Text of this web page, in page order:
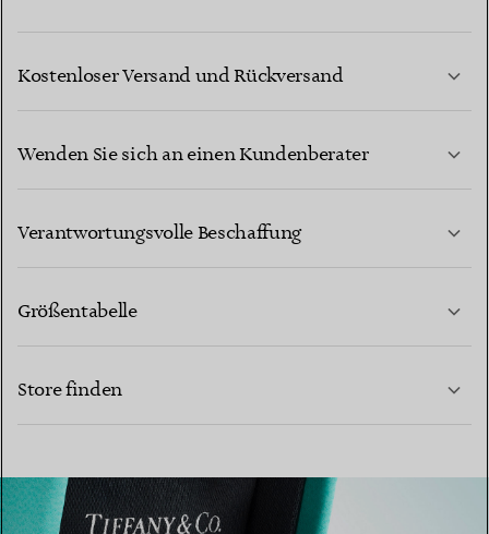
Kostenloser Versand und Rückversand
Wenden Sie sich an einen Kundenberater
Verantwortungsvolle Beschaffung
MEHR ERFAHREN
Größentabelle
Store finden
EINEN STORE IN IHRER NÄHE FINDEN